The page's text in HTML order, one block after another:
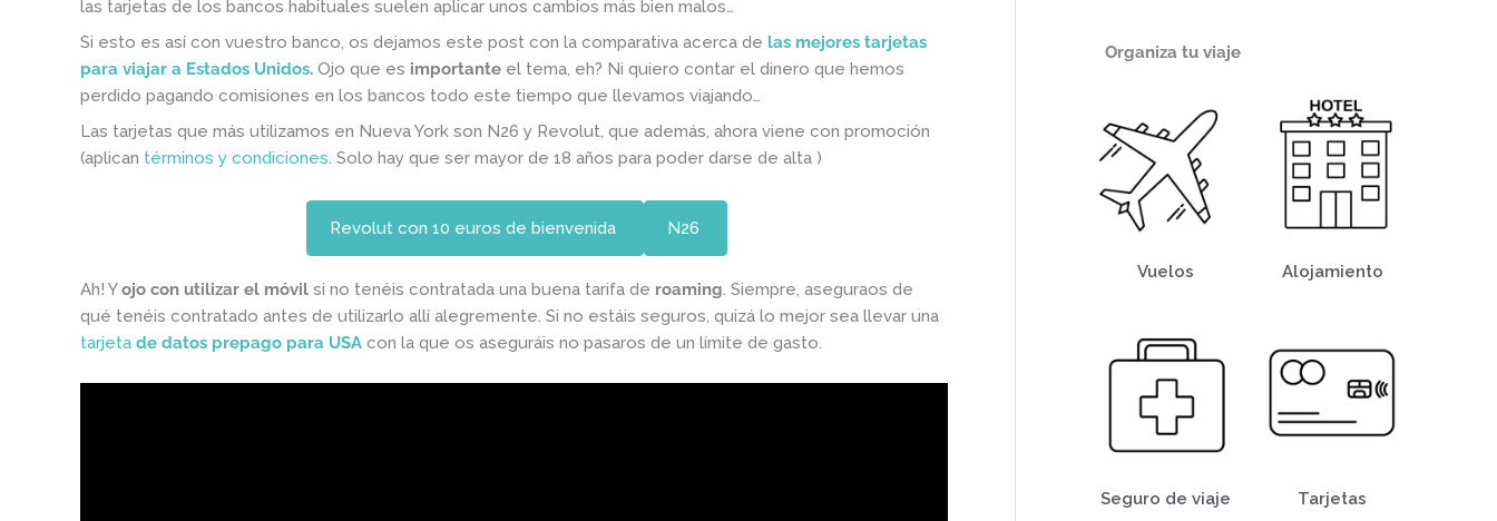
las tarjetas de los bancos habituales suelen aplicar unos cambios más bien malos…
Si esto es así con vuestro banco, os dejamos este post con la comparativa acerca de las mejores tarjetas
para viajar a Estados Unidos. Ojo que es importante el tema, eh? Ni quiero contar el dinero que hemos
perdido pagando comisiones en los bancos todo este tiempo que llevamos viajando…
Las tarjetas que más utilizamos en Nueva York son N26 y Revolut, que además, ahora viene con promoción
(aplican términos y condiciones. Solo hay que ser mayor de 18 años para poder darse de alta )
Revolut con 10 euros de bienvenida N26
Ah! Yojo con utilizar el móvil si no tenéis contratada una buena tarifa de roaming. Siempre, aseguraos de
qué tenéis contratado antes de utilizarlo allí alegremente. Si no estáis seguros, quizá lo mejor sea llevar una
tarjeta de datos prepago para USA con la que os aseguráis no pasaros de un límite de gasto.
Organiza tu viaje
Vuelos
Seguro de viaje
Alojamiento
Tarjetas